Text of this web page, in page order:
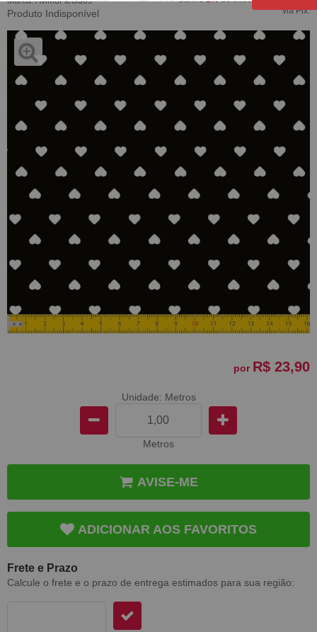
Produto Indisponível
via Pix.
por R$ 23,90
Unidade: Metros
Metros
AVISE-ME
ADICIONAR AOS FAVORITOS
Frete e Prazo
Calcule o frete e o prazo de entrega estimados para sua região: